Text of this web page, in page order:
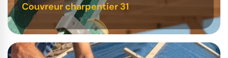
Couvreur charpentier 31